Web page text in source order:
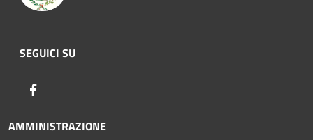
SEGUICI SU
AMMINISTRAZIONE